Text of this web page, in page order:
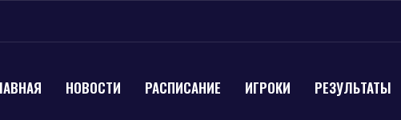
НОВОСТИ РАСПИСАНИЕ ИГРОКИ РЕЗУЛЬТАТЫ